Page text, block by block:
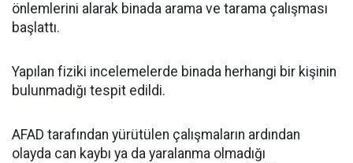
önlemlerini alarak binada arama ve tarama çalışması
başlattı.
Yapılan fiziki incelemelerde binada herhangi bir kişinin
bulunmadığı tespit edildi.
AFAD tarafından yürütülen çalışmaların ardından
olayda can kaybı ya da yaralanma olmadığı